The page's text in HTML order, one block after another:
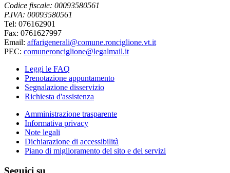
Codice fiscale: 00093580561
P.IVA: 00093580561
Tel: 076162901
Fax: 0761627997
Email: affarigenerali@comune.ronciglione.vt.it
PEC: comuneronciglione@legalmail.it
Leggi le FAQ
Prenotazione appuntamento
Segnalazione disservizio
Richiesta d'assistenza
Amministrazione trasparente
Informativa privacy
Note legali
Dichiarazione di accessibilità
Piano di miglioramento del sito e dei servizi
Seguici su